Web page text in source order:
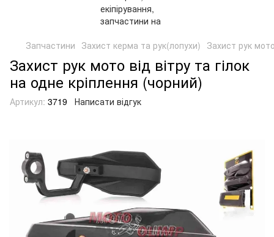
Запчастини Захист керма та рук(лопухи) Захист рук
Захист рук мото від вітру та гілок
на одне кріплення (чорний)
Артикул: 3719 Написати відгук